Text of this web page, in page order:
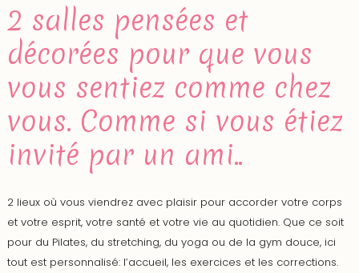
2 salles pensées et
décorées pour que vous
vous sentiez comme chez
vous. Comme si vous étiez
invité par un ami..
2 lieux où vous viendrez avec plaisir pour accorder votre corps
et votre esprit, votre santé et votre vie au quotidien. Que ce soit
pour du Pilates, du stretching, du yoga ou de la gym douce, ici
tout est personnalisé: l’accueil, les exercices et les corrections.